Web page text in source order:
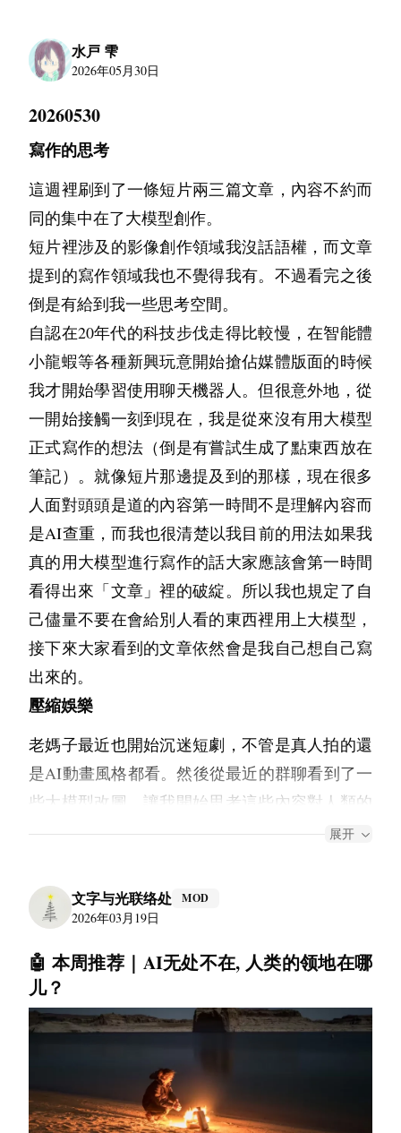
权限隔离：
进行精细化授权，避免“删库跑路”风险。
三、 流量与负载均衡层：系统的咽喉
企业级架构对外暴露的入口必须足够强壮。
四层负载 (L4)： 采用 LVS (Linux Virtual
Server) + Keepalived
转发，性能极高，可轻松抵御百万级并发。
Keepalived通过VRRP协议实现VIP漂移，确
保调度器自身的高可用。
七层负载 (L7)： 在LVS之后，部
署 Nginx 或 OpenResty 。利用Nginx处理SSL
卸载、域名路由、Rewrite规则及限流策略。
架构演进： 在微服务架构下，API网关（如
Kong、APISIX）逐渐取代了部分Nginx职
能，实现了更细粒度的流量治理。
四、 自动化与容器化层：DevOps的引擎
这是现代运维架构最核心的变革区域。
1. 容器化与编排
传统的虚机部署已无法满足秒级扩容需求。
Docker 实现了应用的标准化交付，
而 Kubernetes (K8s)
统。
署。
理解Pod、Service、Ingress、Deployment等核
解决有状态应用在K8s中的持久化存储难
2. CI/CD 流水线
构建自动化发布流水线，打通开发与运维的壁
垒。
使用
实现代码提交 -> 自动构建 -> 自动测试 -> 自
ArgoCD 实现声明式部署，让集群状态
始终与Git仓库配置保持一致。
水戸 雫
2026年05月30日
20260530
寫作的思考
這週裡刷到了一條短片兩三篇文章，內容不約而
同的集中在了大模型創作。
短片裡涉及的影像創作領域我沒話語權，而文章
提到的寫作領域我也不覺得我有。不過看完之後
倒是有給到我一些思考空間。
自認在20年代的科技步伐走得比較慢，在智能體
小龍蝦等各種新興玩意開始搶佔媒體版面的時候
我才開始學習使用聊天機器人。但很意外地，從
一開始接觸一刻到現在，我是從來沒有用大模型
正式寫作的想法（倒是有嘗試生成了點東西放在
筆記）。就像短片那邊提及到的那樣，現在很多
人面對頭頭是道的內容第一時間不是理解內容而
是AI查重，而我也很清楚以我目前的用法如果我
真的用大模型進行寫作的話大家應該會第一時間
看得出來「文章」裡的破綻。所以我也規定了自
己儘量不要在會給別人看的東西裡用上大模型，
接下來大家看到的文章依然會是我自己想自己寫
出來的。
壓縮娛樂
老媽子最近也開始沉迷短劇，不管是真人拍的還
是AI動畫風格都看。然後從最近的群聊看到了一
些大模型改圖，讓我開始思考這些內容對人類的
精神面貌產生什麼影響。於是我把這些短視頻和
了Compressed Entertainments）」，並就著這一點
和大模型討論一下壓縮娛樂對精神面貌的影響。
個人感覺的是，隨著壓縮娛樂普及，Alpha世代
可能會逐漸（或者是已經）養成了一種壓縮審
美，而這類壓縮審美將會衍生出更多更壓縮的娛
些長視頻，嘗試培養自己面對非壓縮內容的耐
性。（也因此重新開始看一下新聞了）
展开
文字与光联络处 MOD
2026年03月19日
🤖 本周推荐｜AI无处不在, 人类的领地在哪
儿？